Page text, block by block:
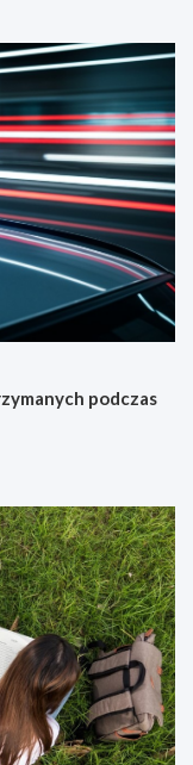
podczas